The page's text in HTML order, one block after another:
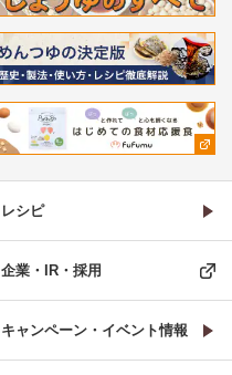
レシピ
企業・IR・採用
キャンペーン・イベント情報